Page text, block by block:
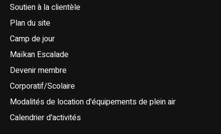
Soutien à la clientèle
Plan du site
Camp de jour
Maïkan Escalade
Devenir membre
Corporatif/Scolaire
Modalités de location d'équipements de plein air
Calendrier d'activités